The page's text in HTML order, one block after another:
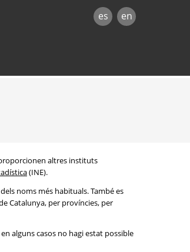
es en
altres instituts
(INE).
noms més habituals. També es
Catalunya, per províncies, per
alguns casos no hagi estat possible